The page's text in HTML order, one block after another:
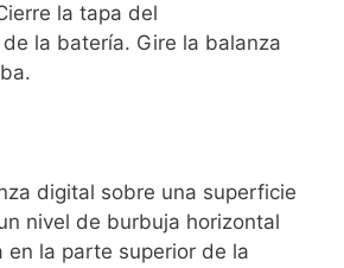
la tapa del
la batería. Gire la balanza
digital sobre una superficie
nivel de burbuja horizontal
en la parte superior de la